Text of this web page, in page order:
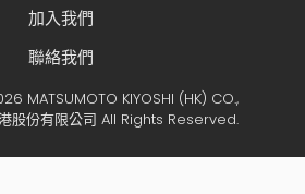
加入我們
聯絡我們
MATSUMOTO KIYOSHI (HK) CO.,
股份有限公司 All Rights Reserved.